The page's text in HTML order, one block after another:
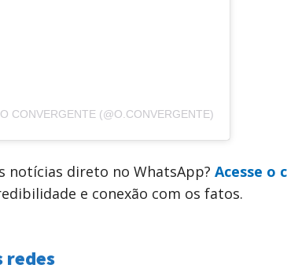
CONVERGENTE (@O.CONVERGENTE)
notícias direto no WhatsApp? Acesse o
e conexão com os fatos.
redes